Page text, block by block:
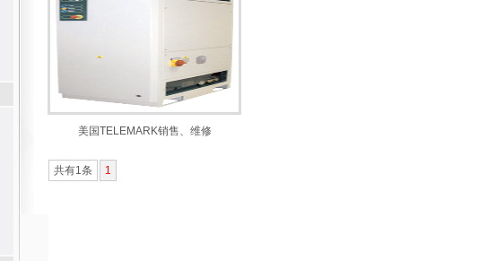
美国TELEMARK销售、维修
共有1条 1